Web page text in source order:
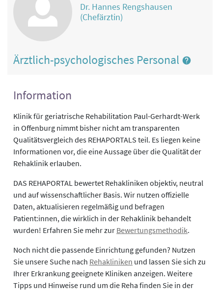
Dr. Hannes Rengshausen
(Chefärztin)
Ärztlich-psychologisches Personal
Information
Klinik für geriatrische Rehabilitation Paul-Gerhardt-Werk
in Offenburg nimmt bisher nicht am transparenten
Qualitätsvergleich des REHAPORTALS teil. Es liegen keine
Informationen vor, die eine Aussage über die Qualität der
Rehaklinik erlauben.
DAS REHAPORTAL bewertet Rehakliniken objektiv, neutral
und auf wissenschaftlicher Basis. Wir nutzen offizielle
Daten, aktualisieren regelmäßig und befragen
Patient:innen, die wirklich in der Rehaklinik behandelt
wurden! Erfahren Sie mehr zur Bewertungsmethodik.
Noch nicht die passende Einrichtung gefunden? Nutzen
Sie unsere Suche nach Rehakliniken und lassen Sie sich zu
Ihrer Erkrankung geeignete Kliniken anzeigen. Weitere
Tipps und Hinweise rund um die Reha finden Sie in der